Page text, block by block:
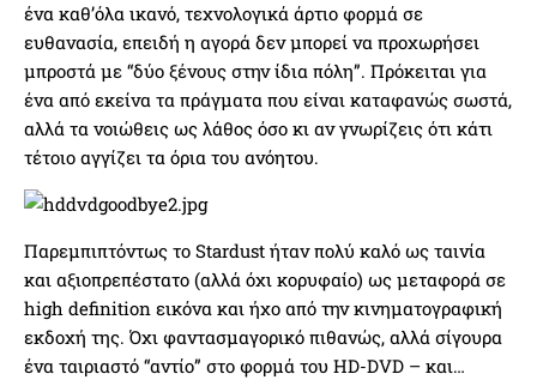
ένα καθ’όλα ικανό, τεχνολογικά άρτιο φορμά σε
ευθανασία, επειδή η αγορά δεν μπορεί να προχωρήσει
μπροστά με “δύο ξένους στην ίδια πόλη”. Πρόκειται για
ένα από εκείνα τα πράγματα που είναι καταφανώς σωστά,
αλλά τα νοιώθεις ως λάθος όσο κι αν γνωρίζεις ότι κάτι
τέτοιο αγγίζει τα όρια του ανόητου.
Παρεμπιπτόντως το Stardust ήταν πολύ καλό ως ταινία
και αξιοπρεπέστατο (αλλά όχι κορυφαίο) ως μεταφορά σε
high definition εικόνα και ήχο από την κινηματογραφική
εκδοχή της. Όχι φαντασμαγορικό πιθανώς, αλλά σίγουρα
ένα ταιριαστό “αντίο” στο φορμά του HD-DVD – και…